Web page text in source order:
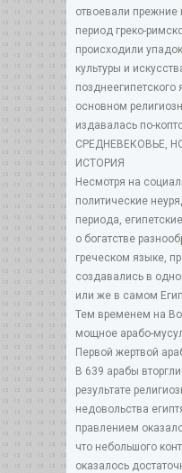
отвоевали прежние
период греко-
происходили
культуры и
позднеегипетского
основном
издавалась по-
СРЕДНЕВЕКОВЬЕ,
ИСТОРИЯ
Несмотря на
политические
периода,
о богатстве
греческом языке,
создавались в
или же в самом
Тем временем на
мощное арабо-
Первой жертвой
В 639 арабы
результате
недовольства
правлением
что небольшого
оказалось